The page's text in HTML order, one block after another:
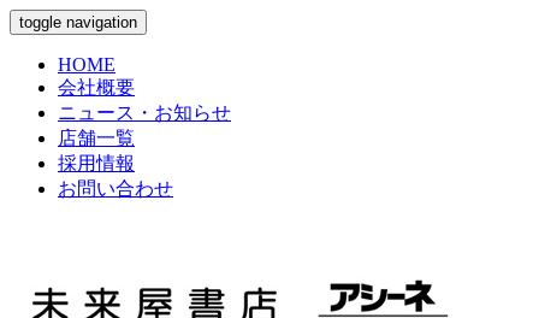
toggle navigation
HOME
会社概要
ニュース・お知らせ
店舗一覧
採用情報
お問い合わせ